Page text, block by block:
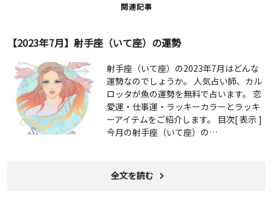
関連記事
【2023年7月】射手座（いて座）の運勢
射手座（いて座）の2023年7月はどんな
運勢なのでしょうか。 人気占い師、カル
ロッタが魚の運勢を無料で占います。 恋
愛運・仕事運・ラッキーカラーとラッキ
ーアイテムをご紹介します。 目次[ 表示 ]
今月の射手座（いて座）の…
全文を読む